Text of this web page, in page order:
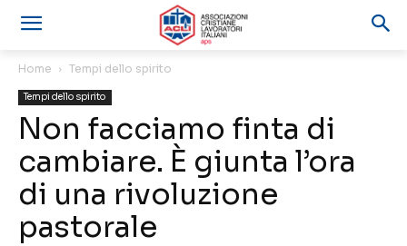
Home Tempi dello spirito
Tempi dello spirito
Non facciamo finta di
cambiare. È giunta l’ora
di una rivoluzione
pastorale